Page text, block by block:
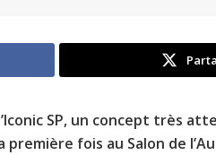
SP, un concept très
fois au Salon de